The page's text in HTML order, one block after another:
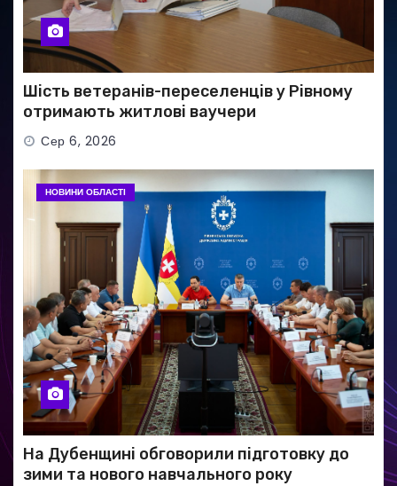
Шість ветеранів-переселенців у Рівному
отримають житлові ваучери
Сер 6, 2026
НОВИНИ ОБЛАСТІ
На Дубенщині обговорили підготовку до
зими та нового навчального року